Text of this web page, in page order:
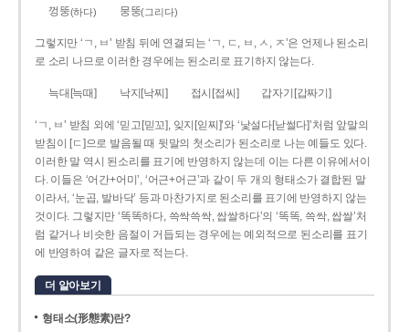
껑뚱(하다) 뭉뚱(그리다)
그렇지만 ‘ㄱ, ㅂ’ 받침 뒤에 연결되는 ‘ㄱ, ㄷ, ㅂ, ㅅ, ㅈ’은 언제나 된소리
로 소리 나므로 이러한 경우에는 된소리로 표기하지 않는다.
늑대[늑때] 낙지[낙찌] 접시[접씨] 갑자기[갑짜기]
‘ㄱ, ㅂ’ 받침 외에 ‘믿고[믿꼬], 잊지[읻찌]’와 ‘낯설다[낟썰다]’처럼 앞말의
받침이 [ㄷ]으로 발음될 때 뒷말의 첫소리가 된소리로 나는 예들도 있다.
이러한 말 역시 된소리를 표기에 반영하지 않는데 이는 다른 이유에서이
다. 이들은 ‘어간+어미’, ‘어근+어근’과 같이 두 개의 형태소가 결합된 말
이라서, ‘눈곱, 발바닥’ 등과 마찬가지로 된소리를 표기에 반영하지 않는
것이다. 그렇지만 ‘똑똑하다, 쓱싹쓱싹, 쌉쌀하다’의 ‘똑똑, 쓱싹, 쌉쌀’처
럼 같거나 비슷한 음절이 거듭되는 경우에는 예외적으로 된소리를 표기
에 반영하여 같은 글자로 적는다.
더 알아보기
형태소(形態素)란?